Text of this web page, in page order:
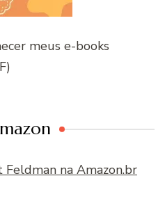
meus e-books
Feldman na Amazon.br